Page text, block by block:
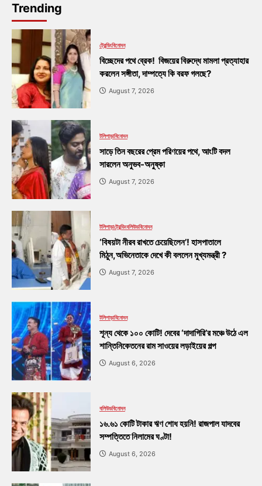
Trending
ট্রেন্ডিংবিনোদন
বিচ্ছেদের পথে ব্রেক! বিজয়ের বিরুদ্ধে মামলা প্রত্যাহার
করলেন সঙ্গীতা, দাম্পত্যে কি বরফ গলছে?
August 7, 2026
টলিপাড়াবিনোদন
সাড়ে তিন বছরের প্রেম পরিণয়ের পথে, আংটি বদল
সারলেন অনুভব-অনুষ্কা
August 7, 2026
টলিপাড়াট্রেন্ডিংবলিউডবিনোদন
‘বিষয়টা নীরব রাখতে চেয়েছিলেন’! হাসপাতালে
মিঠুন,অভিনেতাকে দেখে কী বললেন মুখ্যমন্ত্রী ?
August 7, 2026
টলিপাড়াবিনোদন
শূন্য থেকে ১০০ কোটি! দেবের ‘দাদাগিরি’র মঞ্চে উঠে এল
শান্তিনিকেতনের রাম সাওয়ের লড়াইয়ের গল্প
August 6, 2026
বলিউডবিনোদন
১৬.৬১ কোটি টাকার ঋণ শোধ হয়নি! রাজপাল যাদবের
সম্পত্তিতে নিলামের ঘণ্টা!
August 6, 2026